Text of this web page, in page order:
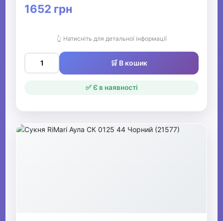
1652 грн
👆 Натисніть для детальної інформації
🛒 В кошик
✅ Є в наявності